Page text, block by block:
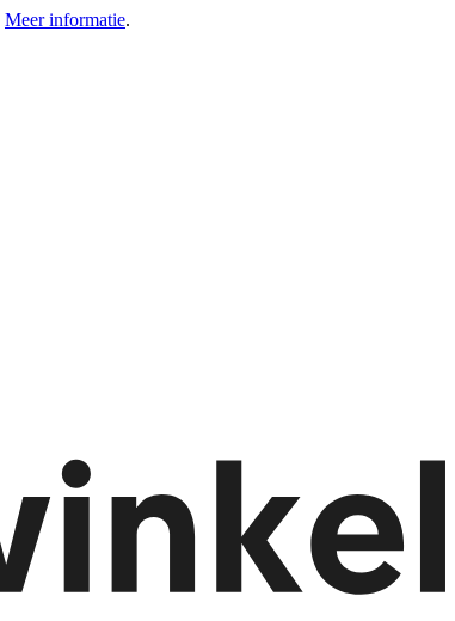
Meer informatie.